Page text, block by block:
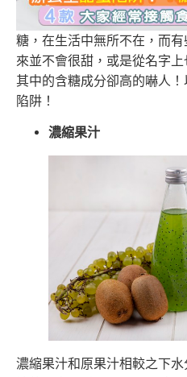
糖，在生活中無所不在，而
來並不會很甜，或是從名字
其中的含糖成分卻高的嚇人
陷阱！
濃縮果汁
濃縮果汁和原果汁相較之下